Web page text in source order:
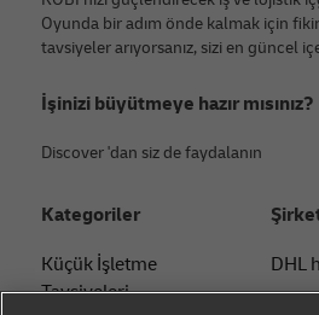
Oyunda bir adım önde kalmak için
tavsiyeler arıyorsanız, sizi en güncel
İşinizi büyütmeye hazır mısınız?
Discover 'dan siz de faydalanın
Kategoriler
Küçük İşletme
Tavsiyeleri
DHL